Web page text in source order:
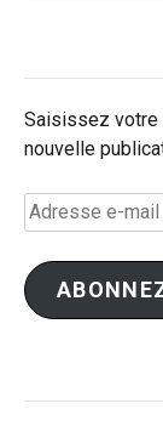
Saisissez votre
nouvelle
Adresse
e-
mail